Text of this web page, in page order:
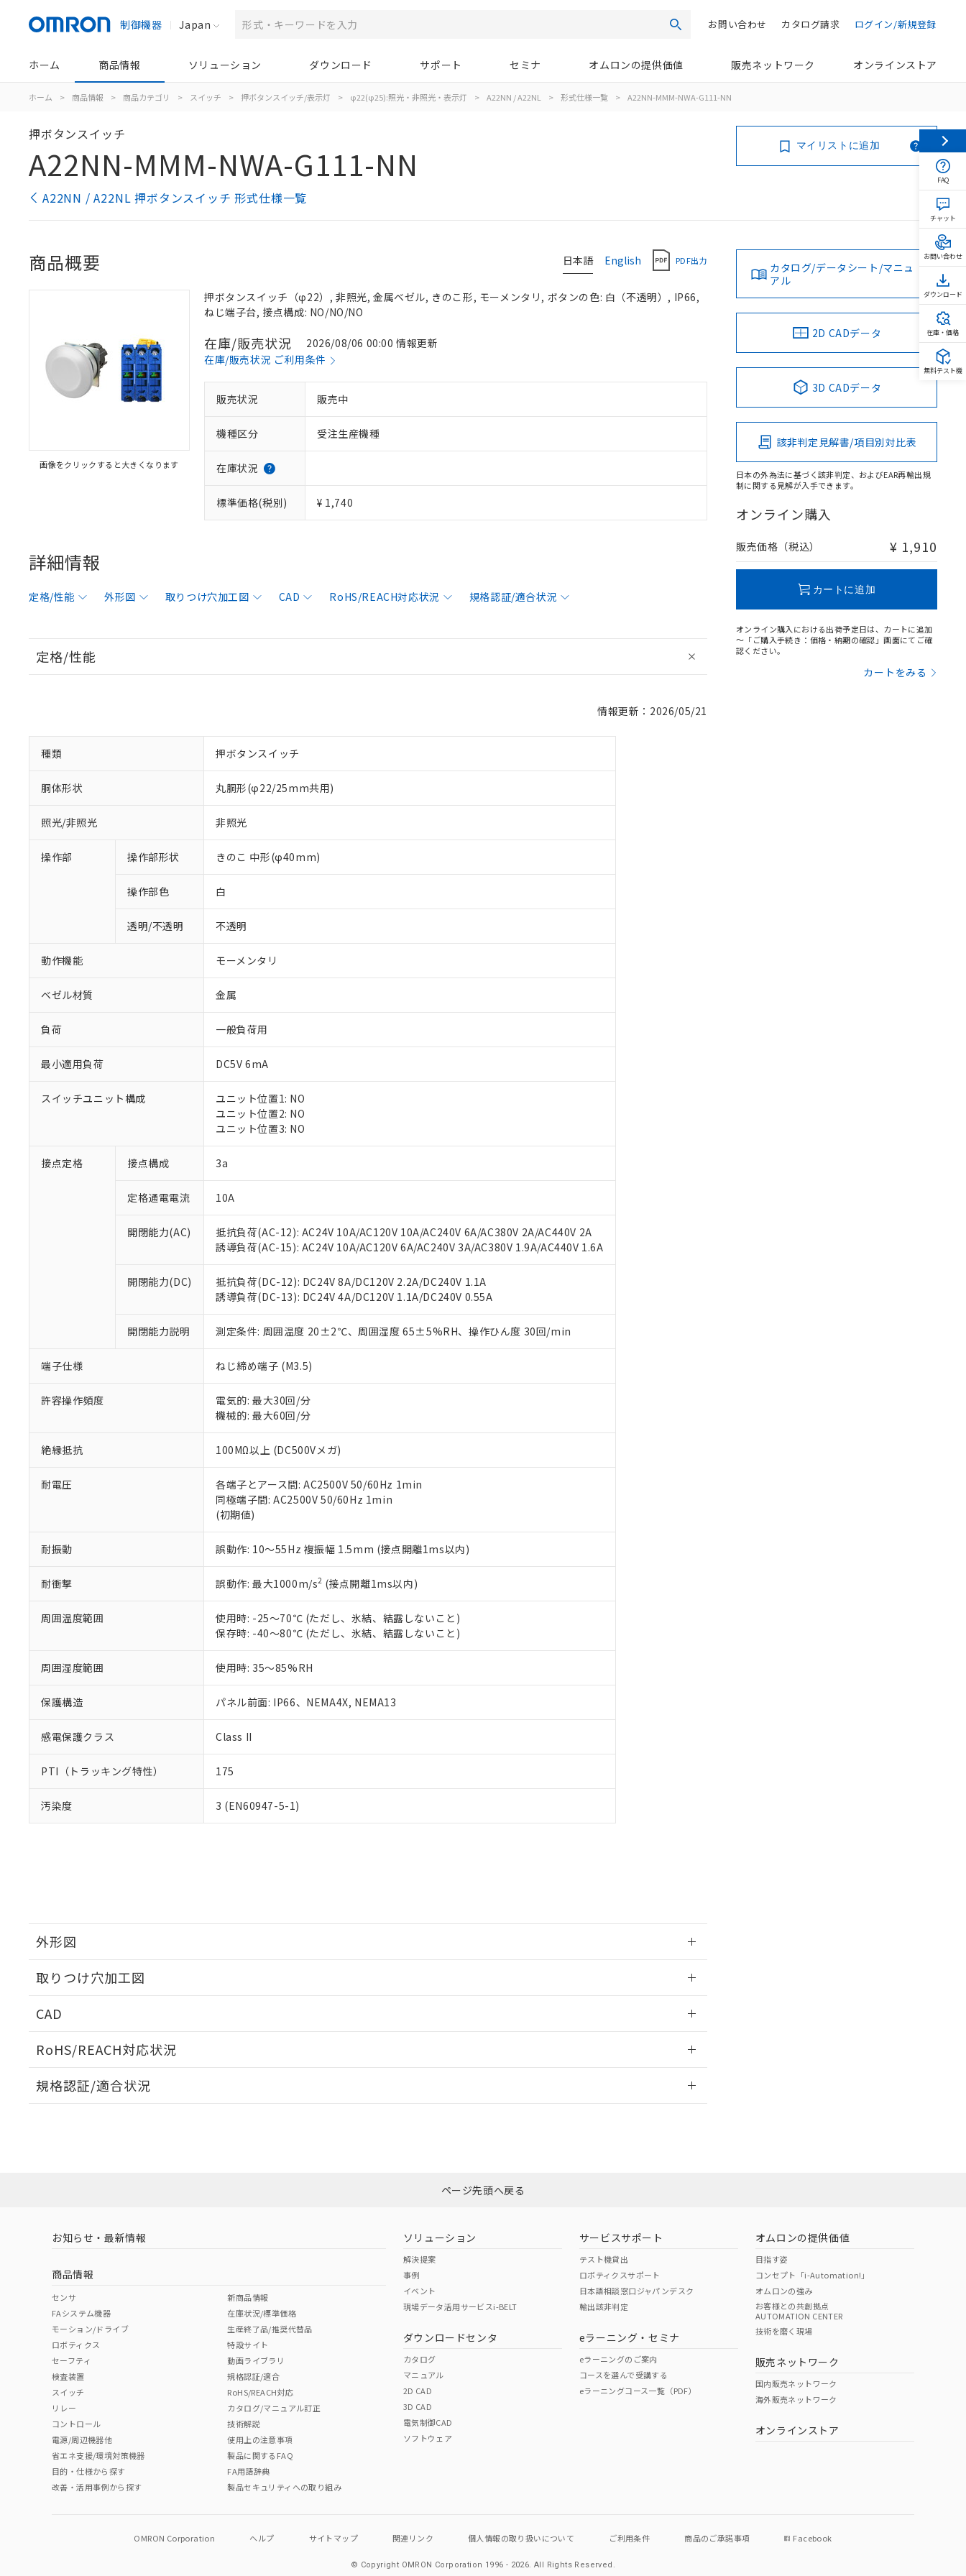
制御機器 Japan 検索 ログイン/新規登録
カタログ請求
お問い合わせ
ホーム 商品情報 ソリューション ダウンロード サポート セミナ オムロンの提供価値 販売ネットワーク オンラインストア
ホーム > 商品情報 > 商品カテゴリ > スイッチ > 押ボタンスイッチ/表示灯 > φ22(φ25):照光・非照光・表示灯 > A22NN / A22NL > 形式仕様一覧 > A22NN-MMM-NWA-G111-NN
押ボタンスイッチ
A22NN-MMM-NWA-G111-NN
A22NN / A22NL 押ボタンスイッチ 形式仕様一覧
マイリストに追加
日本語 English PDF出力
商品概要
画像をクリックすると大きくなります
押ボタンスイッチ（φ22）, 非照光, 金属ベゼル, きのこ形, モーメンタリ, ボタンの色: 白（不透明）, IP66,
ねじ端子台, 接点構成: NO/NO/NO
在庫/販売状況
2026/08/06 00:00 情報更新
在庫/販売状況 ご利用条件
販売状況 販売中
機種区分 受注生産機種
在庫状況
標準価格(税別) ¥ 1,740
詳細情報
定格/性能 外形図 取りつけ穴加工図 CAD RoHS/REACH対応状況 規格認証/適合状況
定格/性能
情報更新：2026/05/21
種類 押ボタンスイッチ
胴体形状 丸胴形(φ22/25mm共用)
照光/非照光 非照光
操作部 操作部形状 きのこ 中形(φ40mm)
操作部色 白
透明/不透明 不透明
動作機能 モーメンタリ
ベゼル材質 金属
負荷 一般負荷用
最小適用負荷 DC5V 6mA
スイッチユニット構成
ユニット位置1: NO
ユニット位置2: NO
ユニット位置3: NO
接点定格 接点構成 3a
定格通電電流 10A
開閉能力(AC)
抵抗負荷(AC-12): AC24V 10A/AC120V 10A/AC240V 6A/AC380V 2A/AC440V 2A
誘導負荷(AC-15): AC24V 10A/AC120V 6A/AC240V 3A/AC380V 1.9A/AC440V 1.6A
開閉能力(DC)
抵抗負荷(DC-12): DC24V 8A/DC120V 2.2A/DC240V 1.1A
誘導負荷(DC-13): DC24V 4A/DC120V 1.1A/DC240V 0.55A
開閉能力説明 測定条件: 周囲温度 20±2℃、周囲湿度 65±5%RH、操作ひん度 30回/min
端子仕様 ねじ締め端子 (M3.5)
許容操作頻度
電気的: 最大30回/分
機械的: 最大60回/分
絶縁抵抗 100MΩ以上 (DC500Vメガ)
耐電圧
各端子とアース間: AC2500V 50/60Hz 1min
同極端子間: AC2500V 50/60Hz 1min
(初期値)
耐振動 誤動作: 10～55Hz 複振幅 1.5mm (接点開離1ms以内)
耐衝撃 誤動作: 最大1000m/s2 (接点開離1ms以内)
周囲温度範囲
使用時: -25～70℃ (ただし、氷結、結露しないこと)
保存時: -40～80℃ (ただし、氷結、結露しないこと)
周囲湿度範囲 使用時: 35～85%RH
保護構造 パネル前面: IP66、NEMA4X, NEMA13
感電保護クラス Class II
PTI（トラッキング特性） 175
汚染度 3 (EN60947-5-1)
外形図
取りつけ穴加工図
CAD
RoHS/REACH対応状況
EU RoHS 注意事項・凡例
ダウンロードはこちら
中国 RoHS 注意事項・凡例
中国 RoHS表
Pb Hg Cr(VI)
O O
"対応済み"や非含有の記載がされた商品であっても、流通在庫等で未対応品が混在する可能性があります。
非含有品が必要な際は、弊社営業部門もしくは販売店へお問い合わせください。
規格認証/適合状況
（イギリス
（ノルウェー
（日本
（アメリカ
この製品の規格認証/適合状況ページへ
その他の認証はこちらのページからご検索ください
カタログ/データシート/マニュ
アル
2D CADデータ
3D CADデータ
該非判定見解書/項目別対比表
日本の外為法に基づく該非判定、およびEAR再輸出規
制に関する見解が入手できます。
オンライン購入
販売価格（税込） ¥ 1,910
カートに追加
オンライン購入における出荷予定日は、カートに追加
～「ご購入手続き：価格・納期の確認」画面にてご確
認ください。
カートをみる
以下の条件をお読みいただき、同意のうえご利用ください。
本サービスは、当社制御機器事業取扱商品の当社在庫状況および標準価格(税抜)を提供させていただ
くものです。
当社制御機器事業取扱商品の中には、本サービスの対象外となる商品もあることをご了承ください。
のであり、閲覧された時点での実際の在庫および標準価格とは異なる場合があることをご了承くださ
い。
正式な納期状況および標準価格はお客様のお取引先、またはお客様担当のオムロン制御機器販売店・
当社販売員にご相談ください。
オムロン制御機器販売店や当社販売拠点は「販売ネットワーク
」をご確認ください。
在庫状況および標準価格結果を当社の事前の承諾なく第三者に漏洩または開示しないようお願いしま
マイパーツ機能（部品リスト作成サービス）をご利用いただくには、I-Webメンバーズにご登録され
ている必要があります。
お客様が当ウェブサイト上で当社にご登録された部品リストについて、当社および当社の共同利用者
さい。
※当社の共同利用者とは、"個人情報の共同利用に関して"
の「1.共同利用者の範囲」に記載されて
いる法人を指します。
※1 対応状況
対応済み：EU RoHS指令（10物質）の非含有に対応した製品が提供可能な商品です。
対応予定：EU RoHS指令（10物質）の非含有に対応した製品に切り替える予定のある商品です。
対応予定なし：EU RoHS指令（10物質）の非含有に非対応の商品で、対応品を出す予定はありません。
仕入先様の事情により、非含有部品としていたものが、含有品と判明した場合などやむを得ず変更すること
があります。
*EU RoHS指令（10物質）：
鉛(Pb) 1000ppm以下、 水銀(Hg) 1000ppm以下、 カドミウム(Cd) 100ppm以下、
六価クロム(Cr(Ⅵ)) 1000ppm以下、ポリ臭化ビフェニル類(PBB) 1000ppm以下、ポリ臭化ジフェニルエーテル類(PBDE) 1000ppm以下、
但し、RoHS指令で産業用監視および制御機器に対する適用除外項目は除く。
フタル酸エステル類の４物質については閾値を超える意図的な使用がないことを確認しています。
※2 対応予定月
部品在庫の切り替え状況などにより、予定月が前後することがあります。
※3 非含有証明書ダウンロード
下記の非含有証明書をダウンロードすることができます。
EU RoHS指令（10物質）の非含有証明書
51物質の非含有証明書（当社基準）
※本証明書は発行日時点で非含有を証明するもので、過去に遡って非含有を証明するものではありません。
また、RoHS指令のフタル酸エステル類４物質の対応では、対応完了までの期間は出荷製品に未対応品が
混在することから備考欄に対応日を記載しておりました。
り割愛しております。
※1 中国RoHS○×表
「－」：未確認です。当社販売部門へお問い合わせください。
*中国RoHS10物質の基準値 (GB/T26572)：
Pb(鉛) :1000ppm、 Hg(水銀) : 1000ppm、 Cd(カドミウム) : 100ppm、
Cr(Ⅵ)(六価クロム) : 1000ppm、 PBBs(ポリ臭化ビフェニル類) : 1000ppm、 PBDEs(ポリ臭化ジフェニルエーテル類) : 1000ppm、
DBP(フタル酸ジブチル) : 1000ppm、 DIBP(フタル酸ジイソブチル) : 1000ppm、 BBP(フタル酸ブチルベンジル) : 1000ppm、
DEHP(フタル酸ビス(2-エチルヘキシル)) : 1000ppm
※2 環境保護使用期限
「ｅ」：有害物質（10物質）のすべてが基準値以下であることを示します。
「10」：通常の使用状況下において有害物質が外部に漏えいし、環境に深刻な影響を及ぼさない年数を意
味します。
当社は、これら貴社製品のうち、外国為替および外国貿易法に定める商品（以下｢規制貨物等」とい
う）を輸出または国外への提供する場合は、日本国政府の輸出許可(または役務取引許可)を取得する
当社は規制貨物を破棄する場合は、完全に破砕するなど、違法に輸出されないよう必要な手段を講じ
ます。
当社は貴社製品を、核兵器、ミサイル、化学兵器、生物兵器またはその他武器並びにこれらの製造装
当社は、貴社製品を第三者に販売する場合は、上記1、2および3の内容を当該第三者に通知します。
また当社は、販売先および販売に係わる関係者が違法に輸出するおそれがある場合は、取り引きをい
たしません。
記
号
説明
○ 一定数以上の在庫あり
△ 一定数には満たないが在庫あり
－
在庫なし(最新の在庫状況については、お客様のお取引先、またはお客様担当のオムロン制御
機器販売店・当社販売員にご確認ください)
空
白
受注生産機種、また在庫状況の情報を公開していない機種
ページ先頭へ戻る
お知らせ・最新情報
商品情報
センサ
FAシステム機器
モーション/ドライブ
ロボティクス
セーフティ
検査装置
スイッチ
リレー
コントロール
電源/周辺機器他
省エネ支援/環境対策機器
目的・仕様から探す
改善・活用事例から探す
新商品情報
在庫状況/標準価格
生産終了品/推奨代替品
特設サイト
動画ライブラリ
規格認証/適合
RoHS/REACH対応
カタログ/マニュアル訂正
技術解説
使用上の注意事項
製品に関するFAQ
FA用語辞典
製品セキュリティへの取り組み
ソリューション
解決提案
事例
イベント
現場データ活用サービスi-BELT
ダウンロードセンタ
カタログ
マニュアル
2D CAD
3D CAD
電気制御CAD
ソフトウェア
サービスサポート
テスト機貸出
ロボティクスサポート
日本語相談窓口ジャパンデスク
輸出該非判定
eラーニング・セミナ
eラーニングのご案内
コースを選んで受講する
eラーニングコース一覧（PDF）
オムロンの提供価値
目指す姿
コンセプト「i-Automation!」
オムロンの強み
お客様との共創拠点
AUTOMATION CENTER
技術を磨く現場
販売ネットワーク
国内販売ネットワーク
海外販売ネットワーク
オンラインストア
OMRON Corporation ヘルプ サイトマップ 関連リンク 個人情報の取り扱いについて ご利用条件 商品のご承諾事項 Facebook
© Copyright OMRON Corporation 1996 - 2026.All Rights Reserved.
FAQ
チャット
お問い合わせ
ダウンロード
在庫・価格
無料テスト機